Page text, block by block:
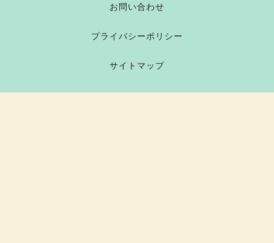
お問い合わせ
プライバシーポリシー
サイトマップ